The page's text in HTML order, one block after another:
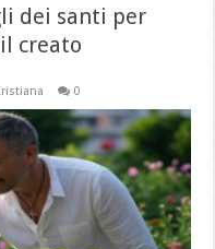
dei santi per
creato
0